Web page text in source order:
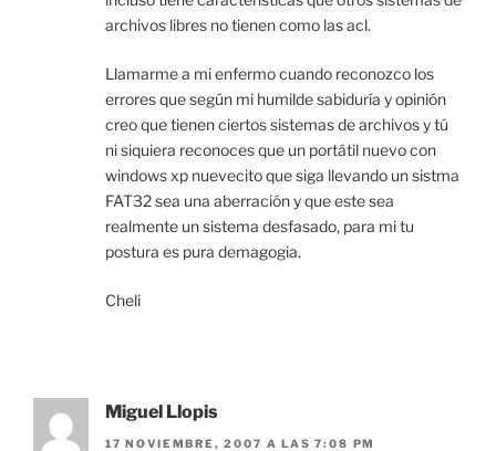
archivos libres no tienen como las acl.
Llamarme a mi enfermo cuando reconozco los
errores que según mi humilde sabiduría y opinión
creo que tienen ciertos sistemas de archivos y tú
ni siquiera reconoces que un portátil nuevo con
windows xp nuevecito que siga llevando un sistma
FAT32 sea una aberración y que este sea
realmente un sistema desfasado, para mi tu
postura es pura demagogia.
Cheli
Miguel Llopis
17 NOVIEMBRE, 2007 A LAS 7:08 PM